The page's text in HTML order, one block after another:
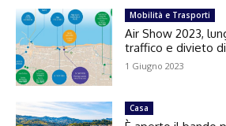
Mobilità e Trasporti
Air Show 2023,
traffico e divieto
1 Giugno 2023
Casa